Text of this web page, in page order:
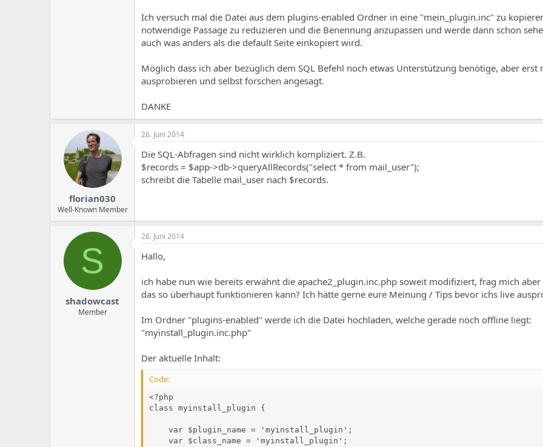
Ich versuch mal die Datei aus dem plugins-enabled Ordner in eine "mein_plugin.inc" zu
notwendige Passage zu reduzieren und die Benennung anzupassen und werde dann schon
auch was anders als die default Seite einkopiert wird.
Möglich dass ich aber bezüglich dem SQL Befehl noch etwas Unterstützung benötige, aber erst
ausprobieren und selbst forschen angesagt.
DANKE
florian030
Well-Known Member
26. Juni 2014
Die SQL-Abfragen sind nicht wirklich kompliziert. Z.B.
$records = $app->db->queryAllRecords("select * from mail_user");
schreibt die Tabelle mail_user nach $records.
S
shadowcast
Member
26. Juni 2014
Hallo,
ich habe nun wie bereits erwähnt die apache2_plugin.inc.php soweit modifiziert, frag mich
das so überhaupt funktionieren kann? Ich hätte gerne eure Meinung / Tips bevor ichs live
Im Ordner "plugins-enabled" werde ich die Datei hochladen, welche gerade noch offline liegt:
"myinstall_plugin.inc.php"
Der aktuelle Inhalt:
Code:
<?php
class myinstall_plugin {
    var $plugin_name = 'myinstall_plugin';
    var $class_name = 'myinstall_plugin';